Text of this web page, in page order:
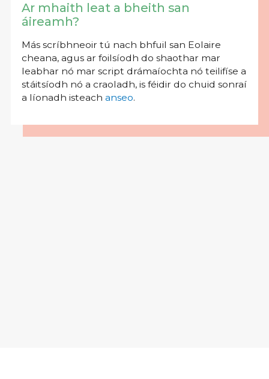
Ar mhaith leat a bheith san
áireamh?
Más scríbhneoir tú nach bhfuil san Eolaire
cheana, agus ar foilsíodh do shaothar mar
leabhar nó mar script drámaíochta nó teilifíse a
stáitsíodh nó a craoladh, is féidir do chuid sonraí
a líonadh isteach anseo.